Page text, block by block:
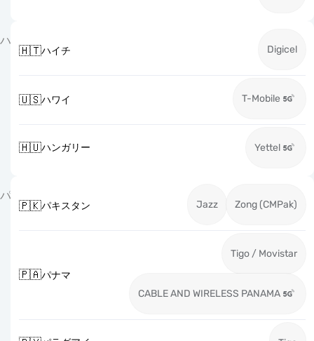
ハ
🇭🇹ハイチ Digicel
🇺🇸ハワイ T-Mobile
🇭🇺ハンガリー Yettel
パ
🇵🇰パキスタン Jazz Zong (CMPak)
🇵🇦パナマ
Tigo / Movistar
CABLE AND WIRELESS PANAMA